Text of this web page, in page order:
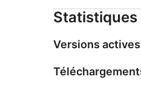
Statistiques
Versions actives